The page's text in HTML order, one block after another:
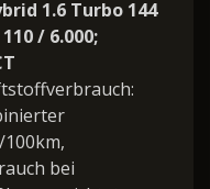
1.6 Turbo 144
/ 6.000;
bei